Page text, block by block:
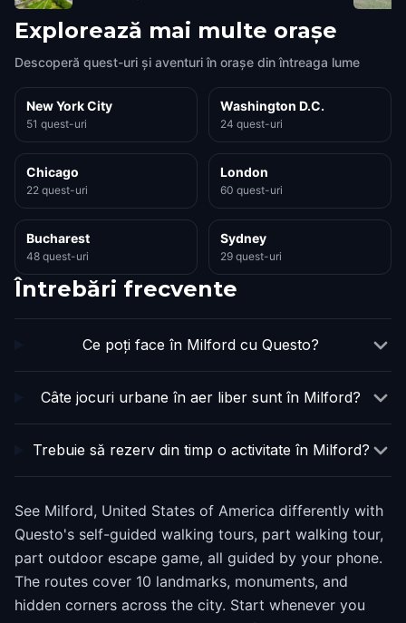
Explorează mai multe orașe
Descoperă quest-uri și aventuri în orașe din întreaga lume
New York City
51 quest-uri
Washington D.C.
24 quest-uri
Chicago
22 quest-uri
London
60 quest-uri
Bucharest
48 quest-uri
Sydney
29 quest-uri
Întrebări frecvente
Ce poți face în Milford cu Questo?
Câte jocuri urbane în aer liber sunt în Milford?
Trebuie să rezerv din timp o activitate în Milford?
See Milford, United States of America differently with
Questo's self-guided walking tours, part walking tour,
part outdoor escape game, all guided by your phone.
The routes cover 10 landmarks, monuments, and
hidden corners across the city. Start whenever you